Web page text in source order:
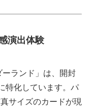
演出体験
ーランド」は、開封
特化しています。パ
サイズのカードが現